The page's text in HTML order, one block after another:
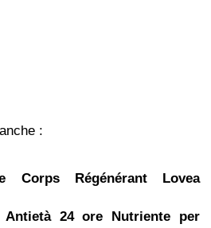
:
Corps Régénérant Lovea
Antietà 24 ore Nutriente per